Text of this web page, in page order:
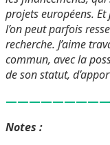
projets européens.
l’on peut parfois
recherche. J’aime
commun, avec la
de son statut,
Notes :